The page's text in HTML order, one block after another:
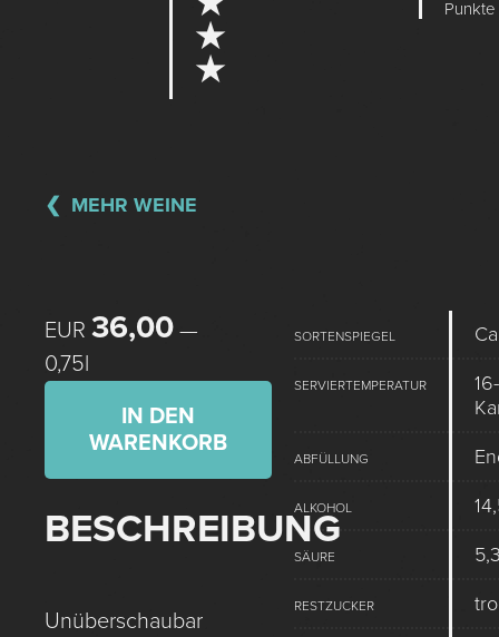
★
★
Punkte
MEHR WEINE
EUR 36,00 —
0,75l
IN DEN
WARENKORB
BESCHREIBUNG
Unüberschaubar
SORTENSPIEGEL
SERVIERTEMPERATUR
ABFÜLLUNG
ALKOHOL
SÄURE
RESTZUCKER